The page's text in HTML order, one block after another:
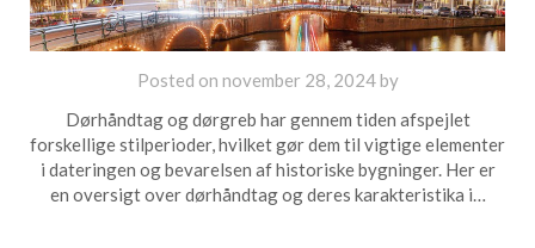
Posted on november 28, 2024by
Dørhåndtag og dørgreb har gennem tiden afspejlet
forskellige stilperioder, hvilket gør dem til vigtige elementer
i dateringen og bevarelsen af historiske bygninger. Her er
en oversigt over dørhåndtag og deres karakteristika i…